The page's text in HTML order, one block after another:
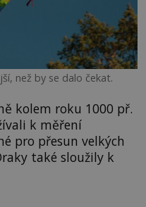
než by se dalo čekat.
kolem roku 1000 př.
k měření
pro přesun velkých
také sloužily k